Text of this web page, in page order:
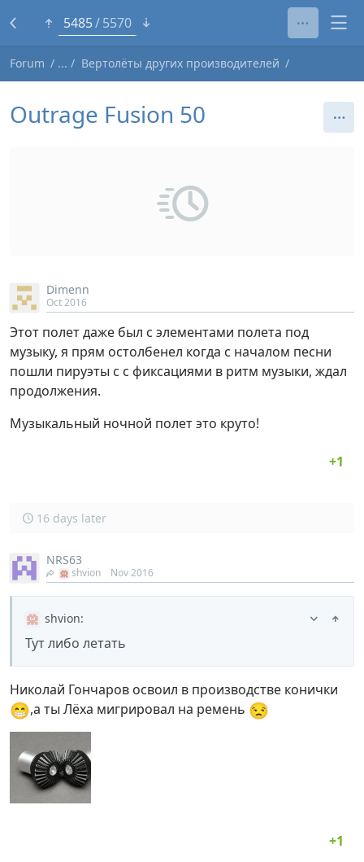
5461 5570
Forum Вертолёты других производителей
Outrage Fusion 50
Dimenn
Oct 2016
Этот полет даже был с элементами полета под
музыку, я прям остолбенел когда с началом песни
пошли пируэты с с фиксациями в ритм музыки, ждал
продолжения.
Музыкальный ночной полет это круто!
16 days later
NRS63
shvion Nov 2016
shvion:
Тут либо летать
Николай Гончаров освоил в производстве конички
😁,а ты Лёха мигрировал на ремень 😒